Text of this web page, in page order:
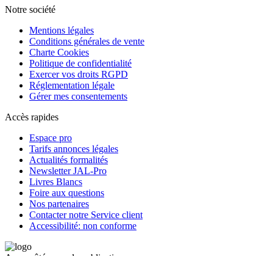
Notre société
Mentions légales
Conditions générales de vente
Charte Cookies
Politique de confidentialité
Exercer vos droits RGPD
Réglementation légale
Gérer mes consentements
Accès rapides
Espace pro
Tarifs annonces légales
Actualités formalités
Newsletter JAL-Pro
Livres Blancs
Foire aux questions
Nos partenaires
Contacter notre Service client
Accessibilité: non conforme